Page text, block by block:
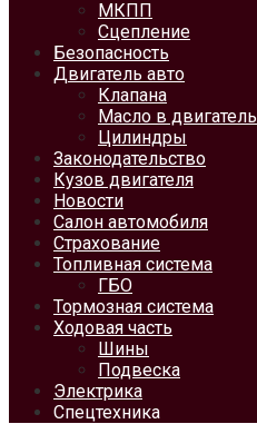
МКПП
Сцепление
Безопасность
Двигатель авто
Клапана
Масло в двигатель
Цилиндры
Законодательство
Кузов двигателя
Новости
Салон автомобиля
Страхование
Топливная система
ГБО
Тормозная система
Ходовая часть
Шины
Подвеска
Электрика
Спецтехника